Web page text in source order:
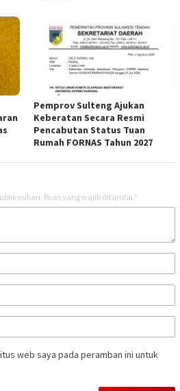
Pemprov Sulteng Ajukan
Keberatan Secara Resmi
Pencabutan Status Tuan
Rumah FORNAS Tahun 2027
Ruas yang wajib ditandai *
web saya pada peramban ini untuk